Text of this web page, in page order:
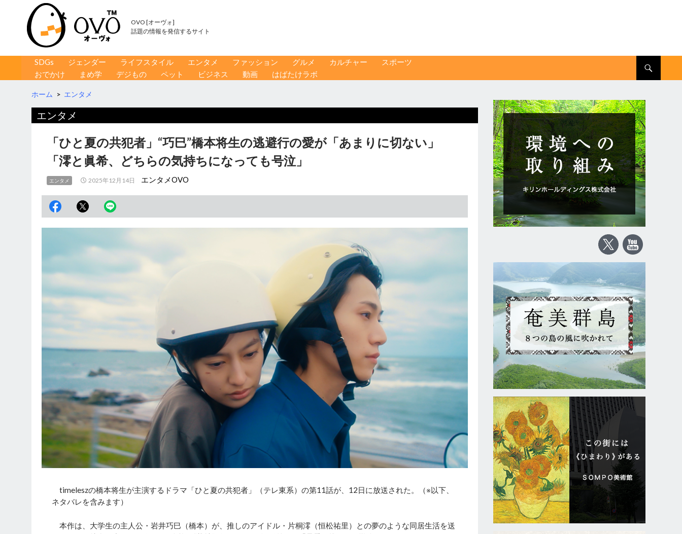
OVO [オーヴォ]
話題の情報を発信するサイト
コンテンツへ移動
SDGs ジェンダー ライフスタイル エンタメ ファッション グルメ カルチャー
スポーツ
おでかけ
まめ学 デジもの ペット ビジネス 動画 はばたけラボ
ホーム > エンタメ
エンタメ
「ひと夏の共犯者」“巧巳”橋本将生の逃避行の愛が「あまりに切ない」
「澪と眞希、どちらの気持ちになっても号泣」
エンタメ 2025年12月14日 エンタメOVO
timeleszの橋本将生が主演するドラマ「ひと夏の共犯者」（テレ東系）の第11話が、12日に放送された。（※以下、
ネタバレを含みます）
本作は、大学生の主人公・岩井巧巳（橋本）が、推しのアイドル・片桐澪（恒松祐里）との夢のような同居生活を送